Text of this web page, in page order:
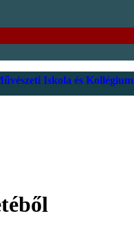
Iskola és Kollégium